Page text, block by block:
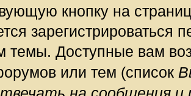
кнопку на
зарегистрироваться
темы. Доступные вам
или тем (список